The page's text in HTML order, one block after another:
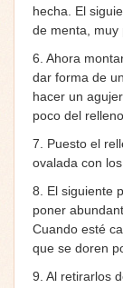
hecha. El
de menta, muy
6. Ahora
dar forma de
hacer un
poco del relleno.
7. Puesto el
ovalada con
8. El siguiente
poner
Cuando esté
que se doren
9. Al retirarlos